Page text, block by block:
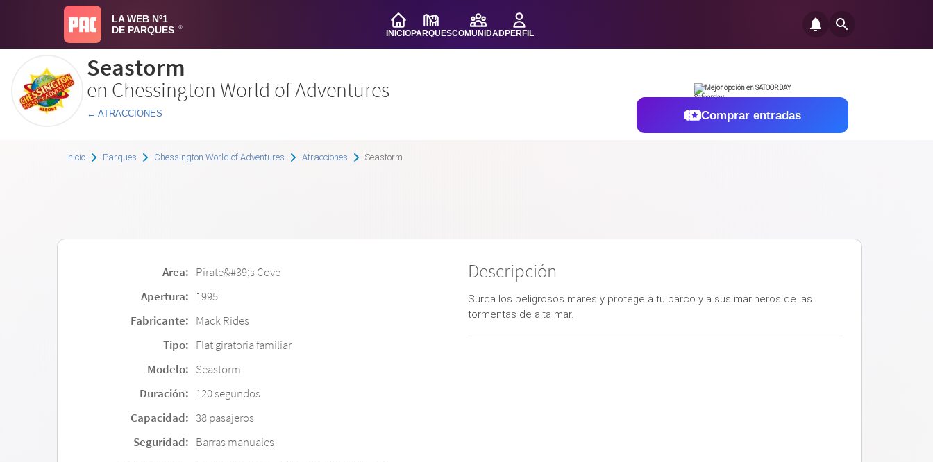
LA WEB Nº1
DE PARQUES
®
INICIOPARQUESCOMUNIDADPERFIL
Seastorm
en Chessington World of Adventures
← ATRACCIONES
Mejor opción en SATOORDAY
Comprar entradas
Inicio Parques Chessington World of Adventures Atracciones Seastorm
Area: Pirate&#39;s Cove
Apertura: 1995
Fabricante: Mack Rides
Tipo: Flat giratoria familiar
Modelo: Seastorm
Duración: 120 segundos
Capacidad: 38 pasajeros
Seguridad: Barras manuales
Descripción
Surca los peligrosos mares y protege a tu barco y a sus marineros de las
tormentas de alta mar.